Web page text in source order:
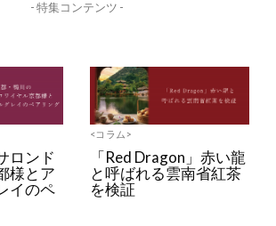
- 特集コンテンツ -
ロンド
様とア
イのペ
<コラム>
「Red Dragon」赤い龍
と呼ばれる雲南省紅茶
を検証